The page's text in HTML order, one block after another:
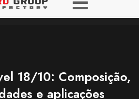
18/10: Composição,
e aplicações